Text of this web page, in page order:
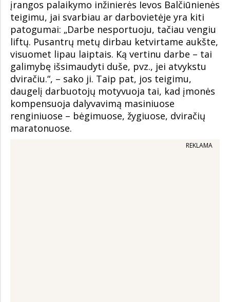
įrangos palaikymo inžinierės Ievos Balčiūnienės
teigimu, jai svarbiau ar darbovietėje yra kiti
patogumai: „Darbe nesportuoju, tačiau vengiu
liftų. Pusantrų metų dirbau ketvirtame aukšte,
visuomet lipau laiptais. Ką vertinu darbe – tai
galimybę išsimaudyti duše, pvz., jei atvykstu
dviračiu.“, – sako ji. Taip pat, jos teigimu,
daugelį darbuotojų motyvuoja tai, kad įmonės
kompensuoja dalyvavimą masiniuose
renginiuose – bėgimuose, žygiuose, dviračių
maratonuose.
REKLAMA